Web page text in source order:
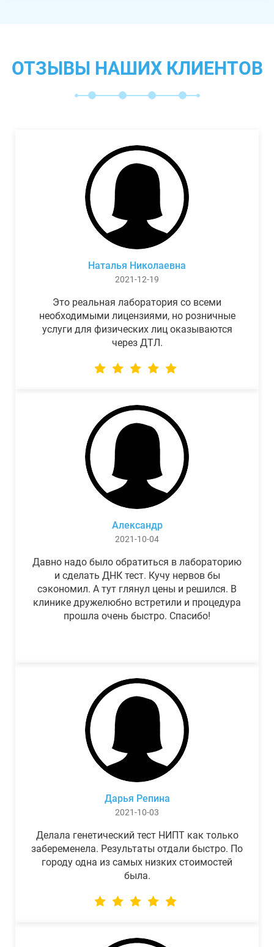
ОТЗЫВЫ НАШИХ КЛИЕНТОВ
Наталья Николаевна
2021-12-19
Это реальная лаборатория со всеми
необходимыми лицензиями, но розничные
услуги для физических лиц оказываются
через ДТЛ.
Александр
2021-10-04
Давно надо было обратиться в лабораторию
и сделать ДНК тест. Кучу нервов бы
сэкономил. А тут глянул цены и решился. В
клинике дружелюбно встретили и процедура
прошла очень быстро. Спасибо!
Дарья Репина
2021-10-03
Делала генетический тест НИПТ как только
забеременела. Результаты отдали быстро. По
городу одна из самых низких стоимостей
была.